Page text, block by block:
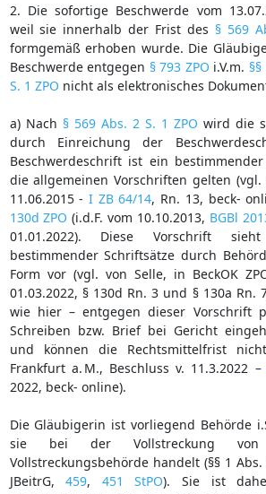
2. Die sofortige Beschwerde vom
weil sie innerhalb der Frist des § 569
formgemäß erhoben wurde. Die
Beschwerde entgegen § 793 ZPO i.V.m.
S. 1 ZPO nicht als elektronisches
a) Nach § 569 Abs. 2 S. 1 ZPO wird die
durch Einreichung der
Beschwerdeschrift ist ein
die allgemeinen Vorschriften gelten (vgl.
11.06.2015 - I ZB 64/14, Rn. 13, beck-
130d ZPO (i.d.F. vom 10.10.2013, BGBl
01.01.2022). Diese Vorschrift
bestimmender Schriftsätze durch
Form vor (vgl. von Selle, in BeckOK
01.03.2022, § 130d Rn. 3 und § 130a Rn.
wie hier – entgegen dieser Vorschrift
Schreiben bzw. Brief bei Gericht
und können die Rechtsmittelfrist
Frankfurt a. M., Beschluss v. 11.3.2022 –
2022, beck- online).
Die Gläubigerin ist vorliegend Behörde
sie bei der Vollstreckung von
Vollstreckungsbehörde handelt (§§ 1
JBeitrG,459, 451 StPO). Sie ist